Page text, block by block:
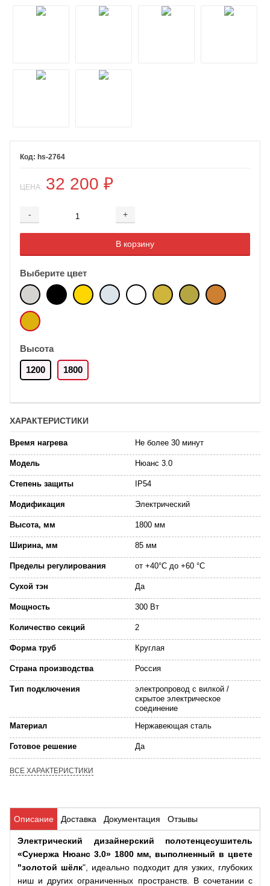
hs-2764
ЦЕНА: 32 200 ₽
- +
Добавляется...
В корзину
Добавлен
Выберите цвет
Высота
1200 1800
ХАРАКТЕРИСТИКИ
Время нагрева Не более 30 минут
Модель Нюанс 3.0
Степень защиты IP54
Модификация Электрический
Высота, мм 1800 мм
Ширина, мм 85 мм
Пределы регулирования от +40°C до +60 °C
Сухой тэн Да
Мощность 300 Вт
Количество секций 2
Форма труб Круглая
Страна производства Россия
Тип подключения
электропровод с вилкой /
скрытое электрическое
соединение
Материал
Нержавеющая сталь
Готовое решение Да
ВСЕ ХАРАКТЕРИСТИКИ
Описание Доставка Документация Отзывы
Электрический дизайнерский полотенцесушитель
«Сунержа Нюанс 3.0» 1800 мм, выполненный в цвете
"золотой шёлк" , идеально подходит для узких, глубоких
ниш и других ограниченных пространств. В сочетании с